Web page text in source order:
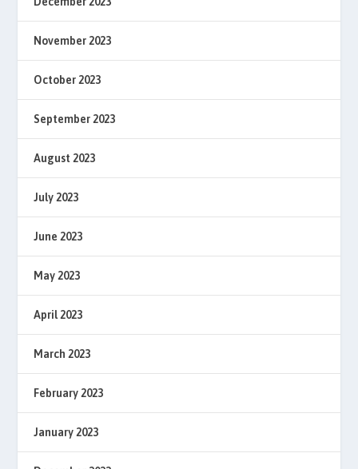
November 2023
October 2023
September 2023
August 2023
July 2023
June 2023
May 2023
April 2023
March 2023
February 2023
January 2023